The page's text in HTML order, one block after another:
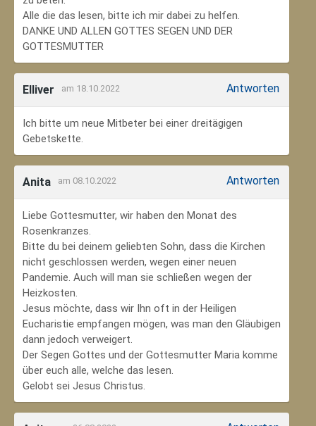
Alle die das lesen, bitte ich mir dabei zu helfen.
DANKE UND ALLEN GOTTES SEGEN UND DER
GOTTESMUTTER
Elliver am 18.10.2022 Antworten
Ich bitte um neue Mitbeter bei einer dreitägigen
Gebetskette.
Anita am 08.10.2022 Antworten
Liebe Gottesmutter, wir haben den Monat des
Rosenkranzes.
Bitte du bei deinem geliebten Sohn, dass die Kirchen
nicht geschlossen werden, wegen einer neuen
Pandemie. Auch will man sie schließen wegen der
Heizkosten.
Jesus möchte, dass wir Ihn oft in der Heiligen
Eucharistie empfangen mögen, was man den Gläubigen
dann jedoch verweigert.
Der Segen Gottes und der Gottesmutter Maria komme
über euch alle, welche das lesen.
Gelobt sei Jesus Christus.